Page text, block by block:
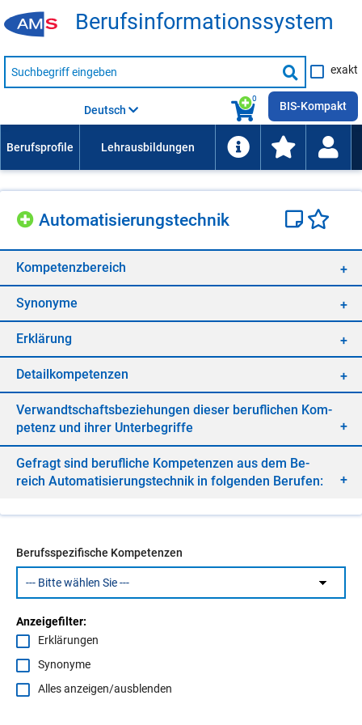
Be­rufs­in­for­ma­ti­ons­sys­tem
Suche
nach
Suche
starten
exakt
0
Deutsch BIS-Kompakt
Au­to­ma­ti­sie­rungs­tech­nik
Kom­pe­tenz­be­reich
Syn­ony­me
Er­klä­rung
De­tail­kom­pe­ten­zen
Ver­wandt­schafts­be­zie­hun­gen die­ser be­ruf­li­chen Kom­
pe­tenz und ih­rer Un­ter­be­grif­fe
Ge­fragt sind be­ruf­li­che Kom­pe­ten­zen aus dem Be­
reich Au­to­ma­ti­sie­rungs­tech­nik in fol­gen­den Be­ru­fen:
Berufsspezifische Kompetenzen
Anzeigefilter:
Erklärungen
Synonyme
Alles anzeigen/ausblenden